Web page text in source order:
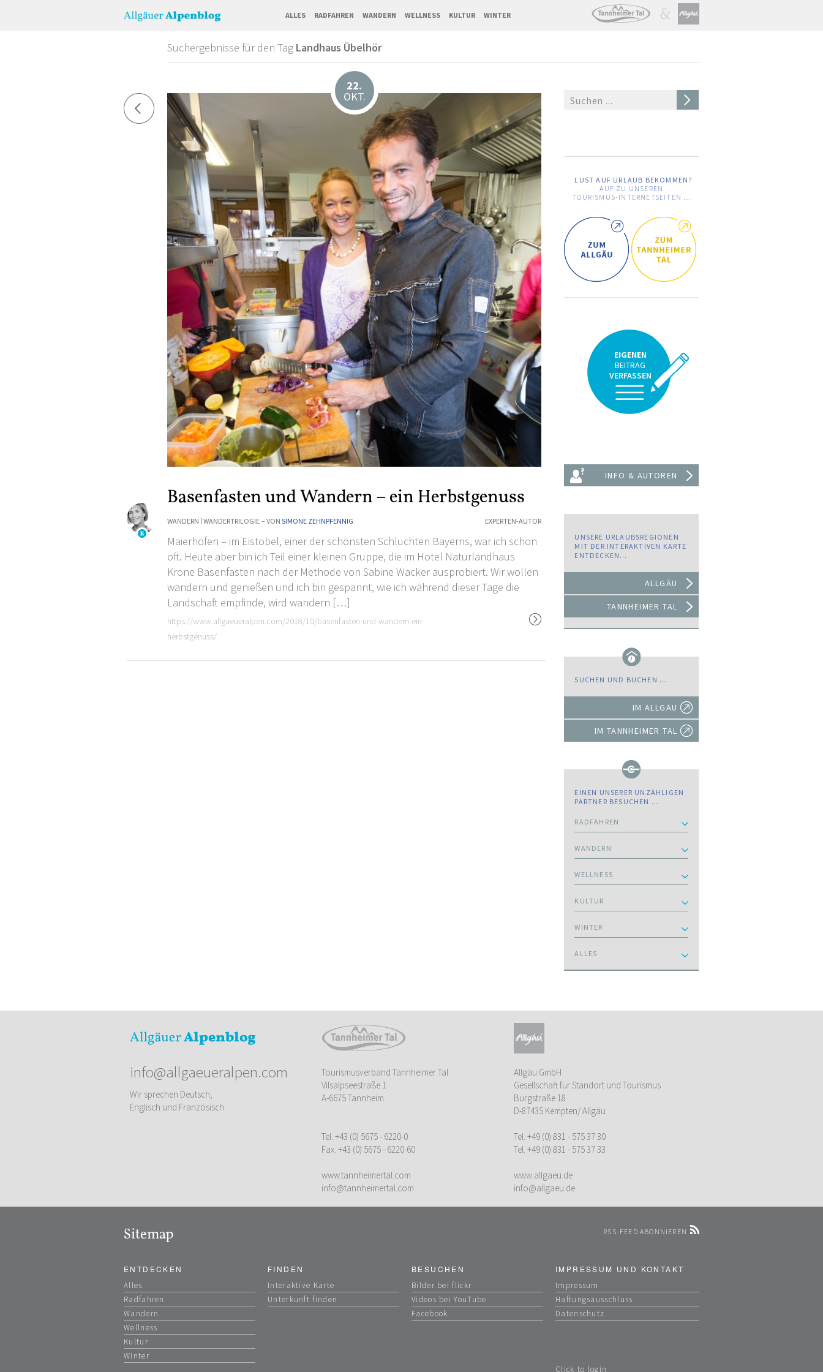
ALLES RADFAHREN WANDERN WELLNESS KULTUR WINTER
Suchergebnisse für den Tag Landhaus Übelhör
22.
OKT.
Basenfasten und Wandern – ein Herbstgenuss
WANDERN WANDERTRILOGIE – VONSIMONE ZEHNPFENNIG EXPERTEN-AUTOR
Maierhöfen – im Eistobel, einer der schönsten Schluchten Bayerns, war ich schon
oft. Heute aber bin ich Teil einer kleinen Gruppe, die im Hotel Naturlandhaus
Krone Basenfasten nach der Methode von Sabine Wacker ausprobiert. Wir wollen
wandern und genießen und ich bin gespannt, wie ich während dieser Tage die
Landschaft empfinde, wird wandern […]
https://www.allgaeueralpen.com/2018/10/basenfasten-und-wandern-ein-
herbstgenuss/
LUST AUF URLAUB BEKOMMEN?
AUF ZU UNSEREN
TOURISMUS-INTERNETSEITEN …
EIGENEN
BEITRAG
VERFASSEN
INFO & AUTOREN
UNSERE URLAUBSREGIONEN
MIT DER INTERAKTIVEN KARTE
ENTDECKEN…
ALLGÄU
TANNHEIMER TAL
SUCHEN UND BUCHEN …
IM ALLGÄU
IM TANNHEIMER TAL
EINEN UNSERER UNZÄHLIGEN
PARTNER BESUCHEN …
RADFAHREN
WANDERN
WELLNESS
KULTUR
WINTER
ALLES
info@allgaeueralpen.com
Wir sprechen Deutsch,
Englisch und Französisch
Tourismusverband Tannheimer Tal
Vilsalpseestraße 1
A-6675 Tannheim
Tel.+43 (0) 5675 - 6220-0
Fax. +43 (0) 5675 - 6220-60
www.tannheimertal.com
info@tannheimertal.com
Allgäu GmbH
Gesellschaft für Standort und Tourismus
Burgstraße 18
D-87435 Kempten/ Allgäu
Tel. +49 (0) 831 - 575 37 30
Tel. +49 (0) 831 - 575 37 33
www.allgaeu.de
info@allgaeu.de
Sitemap RSS-FEED ABONNIEREN
ENTDECKEN
Alles
Radfahren
Wandern
Wellness
Kultur
Winter
FINDEN
Interaktive Karte
Unterkunft finden
BESUCHEN
Bilder bei flickr
Videos bei YouTube
Facebook
IMPRESSUM UND KONTAKT
Impressum
Haftungsausschluss
Datenschutz
Click to login